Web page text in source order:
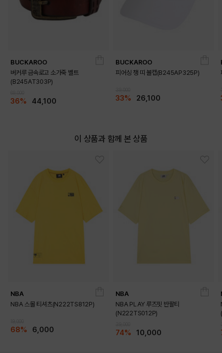
DETAILS
BUCKAROO
버커루 금속로고 소가죽 벨트
(B245AT303P)
36% 44,100
BUCKAROO
피어싱 챙 띠 볼캡(B245AP325P)
33% 26,100
이 상품과 함께 본 상품
NBA
NBA 스몰 티셔츠(N222TS812P)
68% 6,000
NBA
NBA PLAY 루즈핏 반팔티
(N222TS012P)
74% 10,000